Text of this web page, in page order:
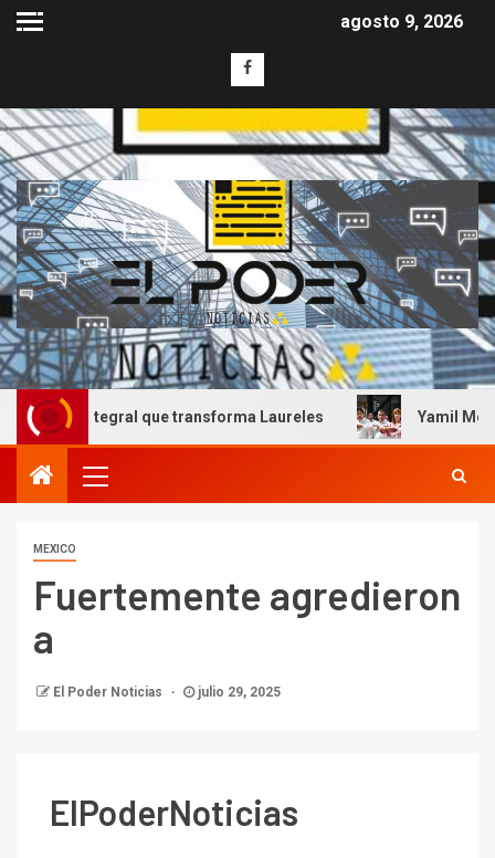
agosto 9, 2026
integral que transforma Laureles Yamil Melgar
MEXICO
Fuertemente agredieron
a
El Poder Noticias julio 29, 2025
ElPoderNoticias